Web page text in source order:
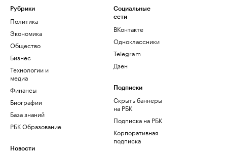
Рубрики
Политика
Экономика
Общество
Бизнес
Технологии и
медиа
Финансы
Биографии
База знаний
РБК Образование
Новости
Социальные
сети
ВКонтакте
Одноклассники
Telegram
Дзен
Подписки
Скрыть баннеры
на РБК
Подписка на РБК
Корпоративная
подписка